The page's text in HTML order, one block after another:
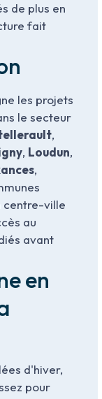
de plus en
fait
les projets
le secteur
,
, Loudun,
,
centre-ville
au
avant
en
d'hiver,
pour